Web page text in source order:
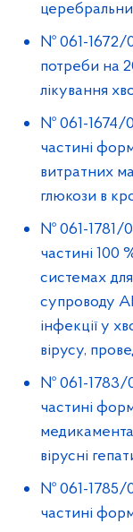
№ 061-1672/
потреби на
лікування
№ 061-1674/
частині
витратних
глюкози в
№ 061-1781/
частині 100
системах для
супроводу
інфекції у
вірусу,
№ 061-1783/
частині
вірусні
№ 061-1785/
частині